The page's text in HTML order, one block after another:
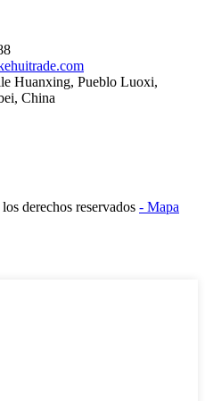
Huanxing, Pueblo Luoxi,
China
derechos reservados - Mapa